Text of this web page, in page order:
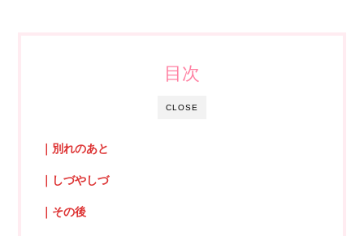
CLOSE
目次
｜別れのあと
｜しづやしづ
｜その後